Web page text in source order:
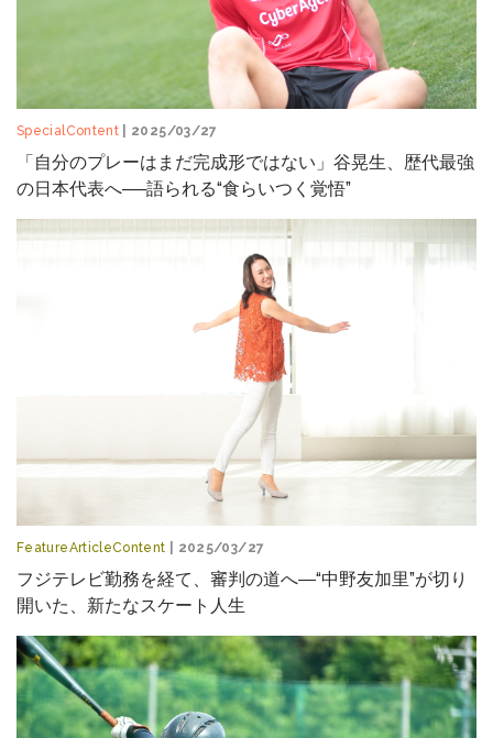
SpecialContent | 2025/03/27
「自分のプレーはまだ完成形ではない」谷晃生、歴代最強
の日本代表へ──語られる“食らいつく覚悟”
FeatureArticleContent | 2025/03/27
フジテレビ勤務を経て、審判の道へ―“中野友加里”が切り
開いた、新たなスケート人生